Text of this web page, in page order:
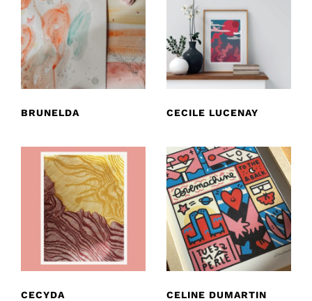
BRUNELDA CECILE LUCENAY
CECYDA CELINE DUMARTIN